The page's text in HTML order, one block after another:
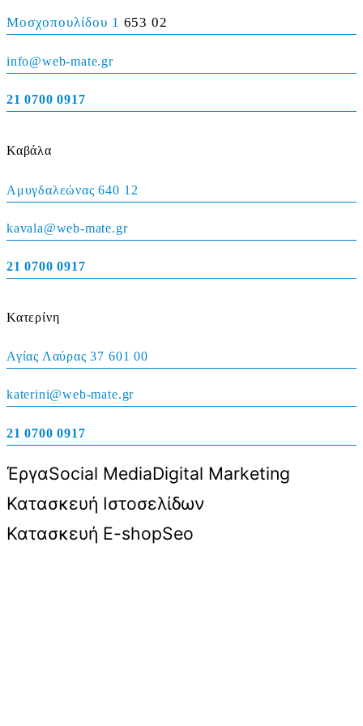
Μοσχοπουλίδου 1 653 02
info@web-mate.gr
21 0700 0917
Καβάλα
Αμυγδαλεώνας 640 12
kavala@web-mate.gr
21 0700 0917
Κατερίνη
Αγίας Λαύρας 37 601 00
katerini@web-mate.gr
21 0700 0917
ΈργαSocial MediaDigital Marketing
Κατασκευή Ιστοσελίδων
Κατασκευή E-shopSeo